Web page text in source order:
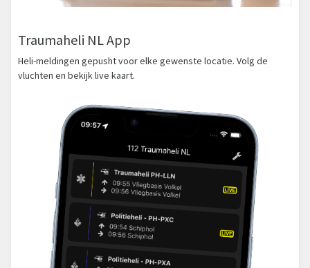
Traumaheli NL App
Heli-meldingen gepusht voor elke gewenste locatie. Volg de
vluchten en bekijk live kaart.